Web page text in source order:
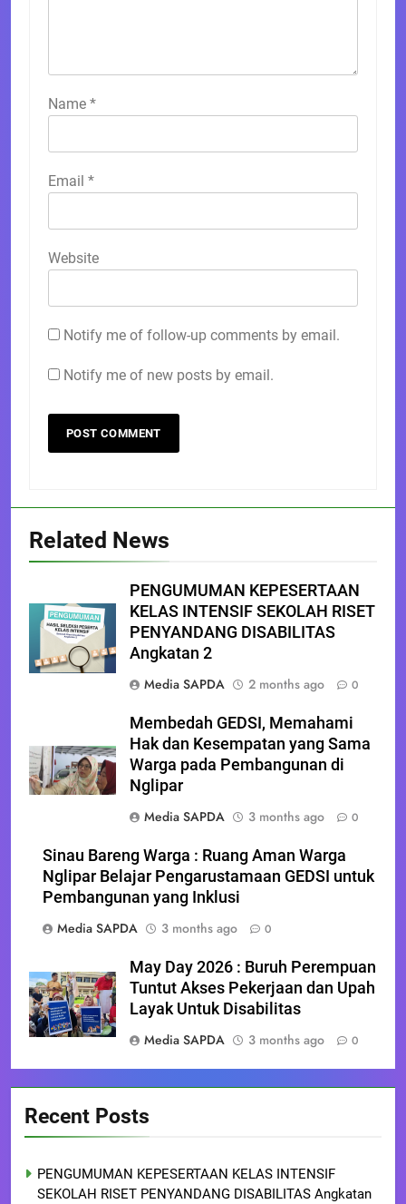
Name *
Email *
Website
Notify me of follow-up comments by email.
Notify me of new posts by email.
Related News
PENGUMUMAN KEPESERTAAN
KELAS INTENSIF SEKOLAH RISET
PENYANDANG DISABILITAS
Angkatan 2
Media SAPDA
2 months ago 0
Membedah GEDSI, Memahami
Hak dan Kesempatan yang Sama
Warga pada Pembangunan di
Nglipar
Media SAPDA
3 months ago 0
Sinau Bareng Warga : Ruang Aman Warga
Nglipar Belajar Pengarustamaan GEDSI untuk
Pembangunan yang Inklusi
Media SAPDA
3 months ago 0
May Day 2026 : Buruh Perempuan
Tuntut Akses Pekerjaan dan Upah
Layak Untuk Disabilitas
Media SAPDA
3 months ago 0
Recent Posts
PENGUMUMAN KEPESERTAAN KELAS INTENSIF
SEKOLAH RISET PENYANDANG DISABILITAS Angkatan